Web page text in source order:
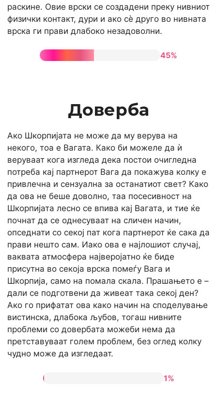
раскине. Овие врски се создадени преку нивниот
физички контакт, дури и ако сè друго во нивната
врска ги прави длабоко незадоволни.
45%
Доверба
Ако Шкорпијата не може да му верува на
некого, тоа е Вагата. Како би можеле да ѝ
веруваат кога изгледа дека постои очигледна
потреба кај партнерот Вага да покажува колку е
привлечна и сензуална за останатиот свет? Како
да ова не беше доволно, таа посесивност на
Шкорпијата лесно се впива кај Вагата, и тие ќе
почнат да се однесуваат на сличен начин,
опседнати со секој пат кога партнерот ќе сака да
прави нешто сам. Иако ова е најлошиот случај,
ваквата атмосфера најверојатно ќе биде
присутна во секоја врска помеѓу Вага и
Шкорпија, само на помала скала. Прашањето е –
дали се подготвени да живеат така секој ден?
Ако го прифатат ова како начин на споделување
вистинска, длабока љубов, тогаш нивните
проблеми со довербата можеби нема да
претставуваат голем проблем, без оглед колку
чудно може да изгледаат.
1%